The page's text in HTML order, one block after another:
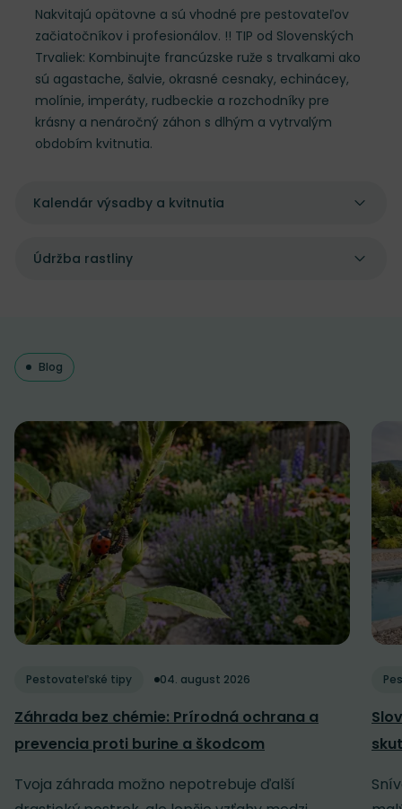
Nakvitajú opätovne a sú vhodné pre pestovateľov
začiatočníkov i profesionálov. !! TIP od Slovenských
Trvaliek: Kombinujte francúzske ruže s trvalkami ako
sú agastache, šalvie, okrasné cesnaky, echinácey,
molínie, imperáty, rudbeckie a rozchodníky pre
krásny a nenáročný záhon s dlhým a vytrvalým
obdobím kvitnutia.
Kalendár výsadby a kvitnutia
Údržba rastliny
Blog
Pestovateľské tipy 04. august 2026
Záhrada bez chémie: Prírodná ochrana a
prevencia proti burine a škodcom
Tvoja záhrada možno nepotrebuje ďalší